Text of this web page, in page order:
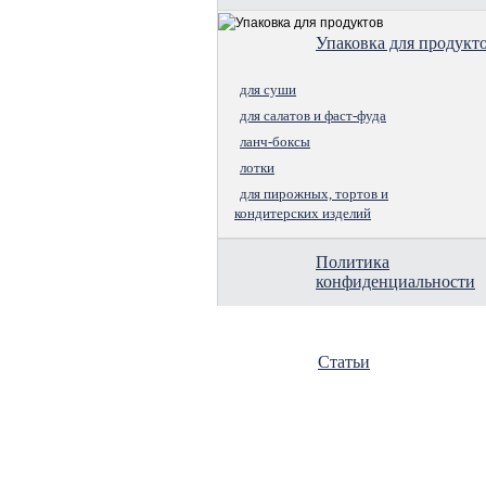
Упаковка для
для суши
для салатов и фаст-фуда
ланч-боксы
лотки
для пирожных, тортов и
кондитерских изделий
Политика
конфиденциальности
Статьи